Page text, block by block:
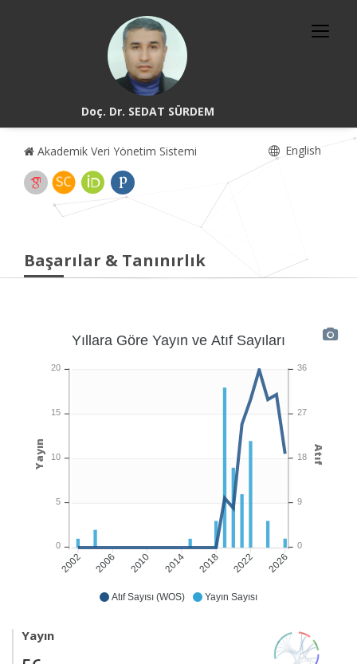
Doç. Dr. SEDAT SÜRDEM
Akademik Veri Yönetim Sistemi English
Başarılar & Tanınırlık
Atıf Sayısı (WOS) Yayın Sayısı
2002 2006 2010 2014 2018 2022 2026
Yıllara Göre Yayın ve Atıf Sayıları
36
27
18
9
0
Atıf
20
15
10
5
0
Yayın
Yayın